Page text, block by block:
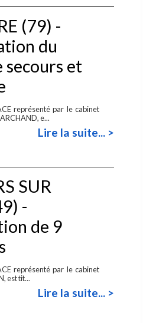
(79) -
du
secours et
représenté par le cabinet
e...
Lire la suite... >
SUR
-
de 9
représenté par le cabinet
est tit...
Lire la suite... >